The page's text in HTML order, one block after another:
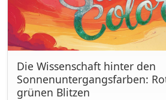
Die Wissenschaft hinter den
Sonnenuntergangsfarben:
grünen Blitzen